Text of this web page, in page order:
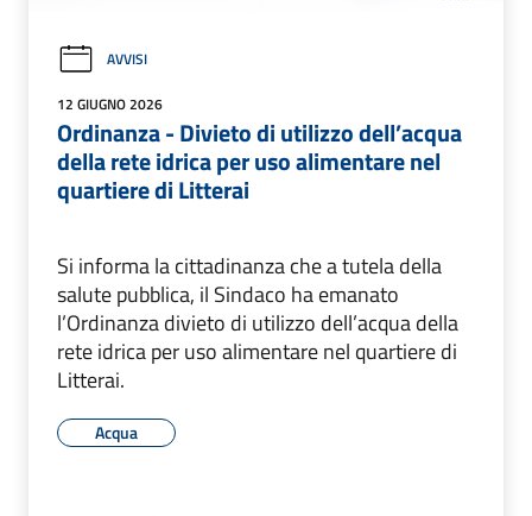
AVVISI
12 GIUGNO 2026
Ordinanza - Divieto di utilizzo dell’acqua
della rete idrica per uso alimentare nel
quartiere di Litterai
Si informa la cittadinanza che a tutela della
salute pubblica, il Sindaco ha emanato
l’Ordinanza divieto di utilizzo dell’acqua della
rete idrica per uso alimentare nel quartiere di
Litterai.
Acqua